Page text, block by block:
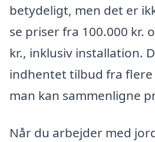
betydeligt, men det er
se priser fra 100.000 kr.
kr., inklusiv installation.
indhentet tilbud fra flere
man kan sammenligne
Når du arbejder med